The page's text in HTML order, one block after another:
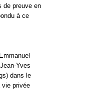
de preuve en
à ce
Yves
dans le
privée